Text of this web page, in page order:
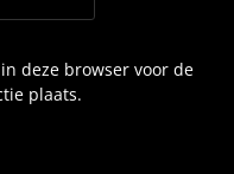
deze browser voor de
plaats.